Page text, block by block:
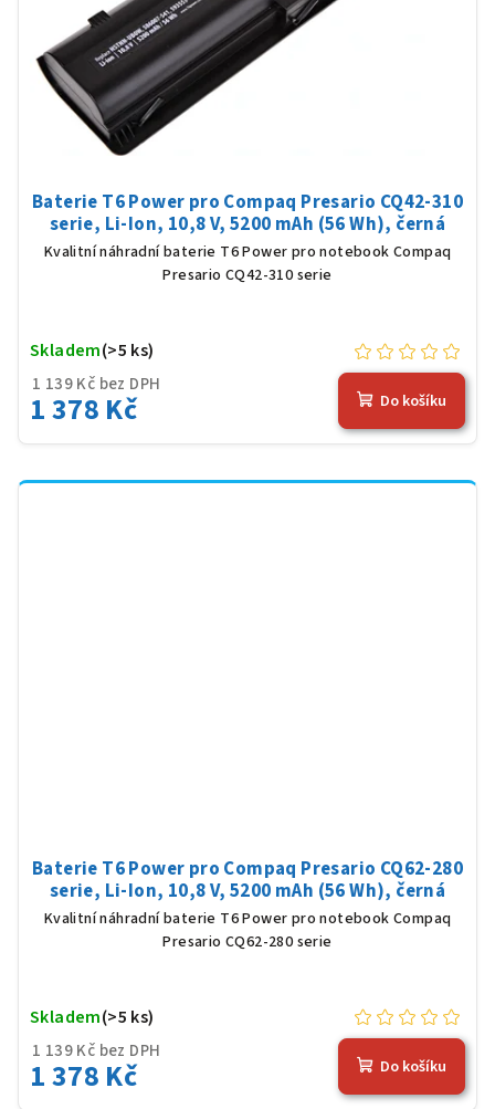
Baterie T6 Power pro Compaq Presario CQ42-310
serie, Li-Ion, 10,8 V, 5200 mAh (56 Wh), černá
Kvalitní náhradní baterie T6 Power pro notebook Compaq
Presario CQ42-310 serie
1 139 Kč bez DPH
1 378 Kč
Skladem(>5 ks)
Do košíku
Baterie T6 Power pro Compaq Presario CQ62-280
serie, Li-Ion, 10,8 V, 5200 mAh (56 Wh), černá
Kvalitní náhradní baterie T6 Power pro notebook Compaq
Presario CQ62-280 serie
1 139 Kč bez DPH
1 378 Kč
Skladem(>5 ks)
Do košíku